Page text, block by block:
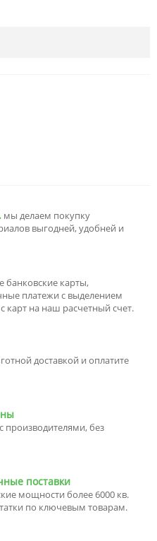
мы делаем покупку
выгодней, удобней и
банковские карты,
платежи с выделением
карт на наш расчетный счет.
доставкой и оплатите
производителями, без
поставки
мощности более 6000 кв.
по ключевым товарам.